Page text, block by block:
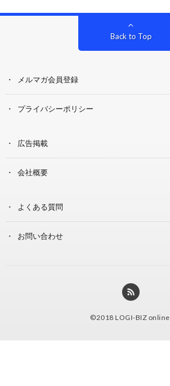
Back to Top
メルマガ会員登録
プライバシーポリシー
広告掲載
会社概要
よくある質問
お問い合わせ
©2018 LOGI-BIZ online